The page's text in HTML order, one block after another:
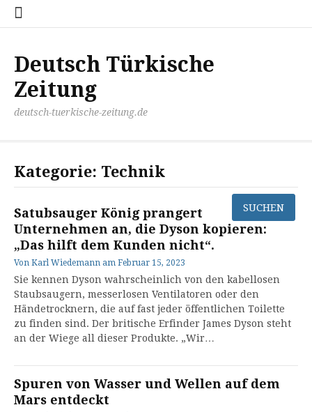
Zum
Inhalt
Deutsch Türkische
Zeitung
deutsch-tuerkische-zeitung.de
Kategorie: Technik
Satubsauger König prangert
Unternehmen an, die Dyson kopieren:
„Das hilft dem Kunden nicht“.
Von Karl Wiedemann am Februar 15, 2023
Sie kennen Dyson wahrscheinlich von den kabellosen
Staubsaugern, messerlosen Ventilatoren oder den
Händetrocknern, die auf fast jeder öffentlichen Toilette
zu finden sind. Der britische Erfinder James Dyson steht
an der Wiege all dieser Produkte. „Wir…
Spuren von Wasser und Wellen auf dem
Mars entdeckt